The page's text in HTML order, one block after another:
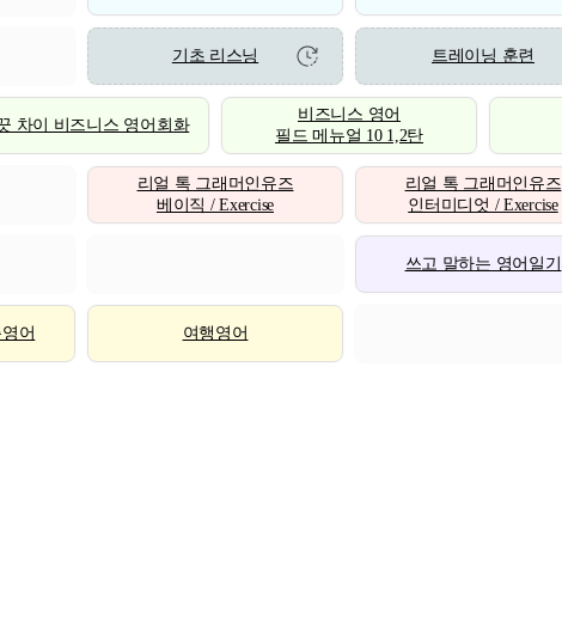
기초 리스닝 트레이닝 훈련
차이 비즈니스 영어회화
비즈니스 영어
필드 메뉴얼 10 1,2탄
리얼 톡 그래머인유즈
베이직 / Exercise
리얼 톡 그래머인유즈
인터미디엇 / Exercise
쓰고 말하는 영어일기
어 여행영어